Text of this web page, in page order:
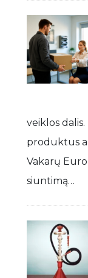
veiklos
produktus
Vakarų
siuntimą…